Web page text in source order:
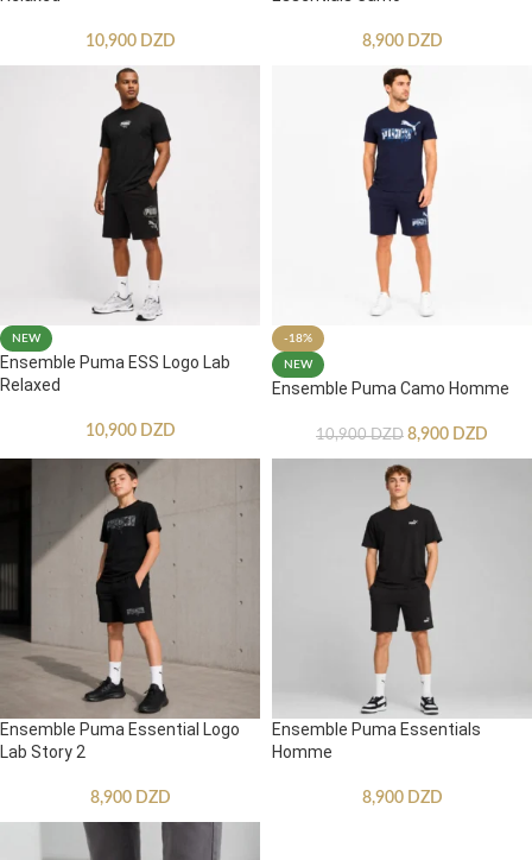
10,900 DZD 8,900 DZD
NEW
Ensemble Puma ESS Logo Lab
Relaxed
10,900 DZD
-18%
NEW
Ensemble Puma Camo Homme
10,900DZD 8,900 DZD
Ensemble Puma Essential Logo
Lab Story 2
8,900 DZD
Ensemble Puma Essentials
Homme
8,900 DZD